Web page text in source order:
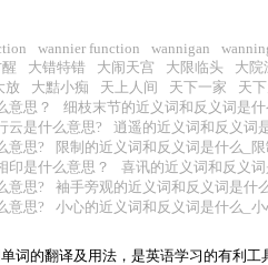
wannier function wannigan
大错特错 大闹天宫 大限临头 大院
放 大黠小痴 天上人间 天下一家 天
意思？
细枝末节的近义词和反义词是
云是什么意思?
逍遥的近义词和反义词
意思?
限制的近义词和反义词是什么_
印是什么意思？
喜讯的近义词和反义
意思?
袖手旁观的近义词和反义词是什
意思?
小心的近义词和反义词是什么_
词的翻译及用法，是英语学习的有利工